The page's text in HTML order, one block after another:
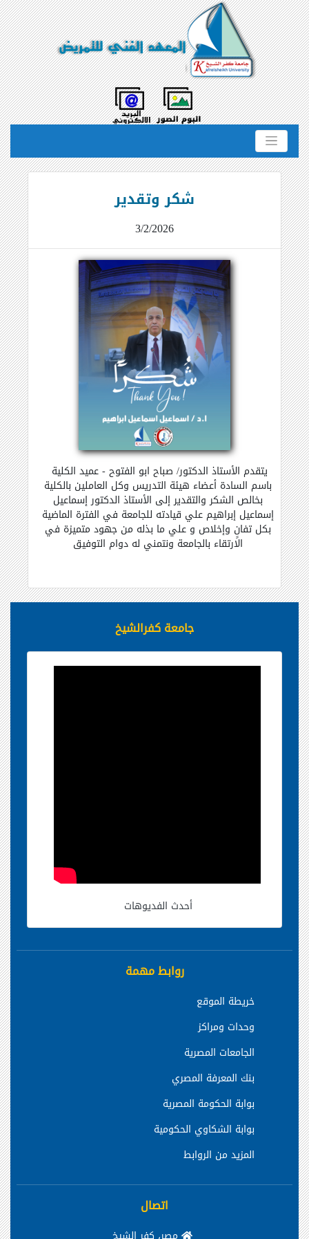
شكر وتقدير
3/2/2026
باسم السادة أعضاء هيئة التدريس وكل العاملين بالكلية
بخالص الشكر والتقدير إلى الأستاذ الدكتور إسماعيل
إسماعيل إبراهيم علي قيادته للجامعة في الفترة الماضية
بكل تفانٍ وإخلاص و علي ما بذله من جهود متميزة في
الارتقاء بالجامعة ونتمني له دوام التوفيق
جامعة كفرالشيخ
أحدث الفديوهات
روابط مهمة
خريطة الموقع
وحدات ومراكز
الجامعات المصرية
بنك المعرفة المصري
بوابة الحكومة المصرية
بوابة الشكاوي الحكومية
المزيد من الروابط
اتصال